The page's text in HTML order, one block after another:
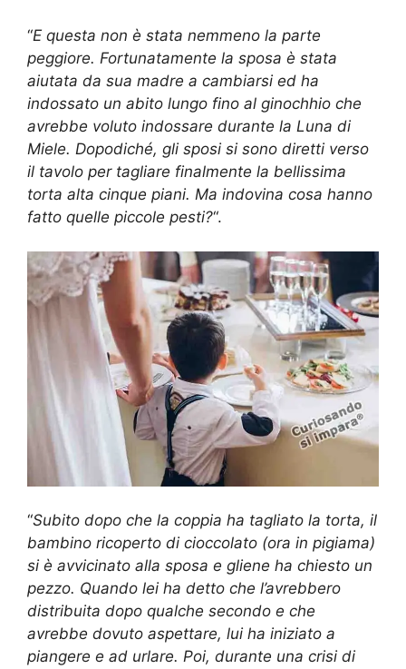
“E questa non è stata nemmeno la parte
peggiore. Fortunatamente la sposa è stata
aiutata da sua madre a cambiarsi ed ha
indossato un abito lungo fino al ginochhio che
avrebbe voluto indossare durante la Luna di
Miele. Dopodiché, gli sposi si sono diretti verso
il tavolo per tagliare finalmente la bellissima
torta alta cinque piani. Ma indovina cosa hanno
fatto quelle piccole pesti?“.
“Subito dopo che la coppia ha tagliato la torta, il
bambino ricoperto di cioccolato (ora in pigiama)
si è avvicinato alla sposa e gliene ha chiesto un
pezzo. Quando lei ha detto che l’avrebbero
distribuita dopo qualche secondo e che
avrebbe dovuto aspettare, lui ha iniziato a
piangere e ad urlare. Poi, durante una crisi di